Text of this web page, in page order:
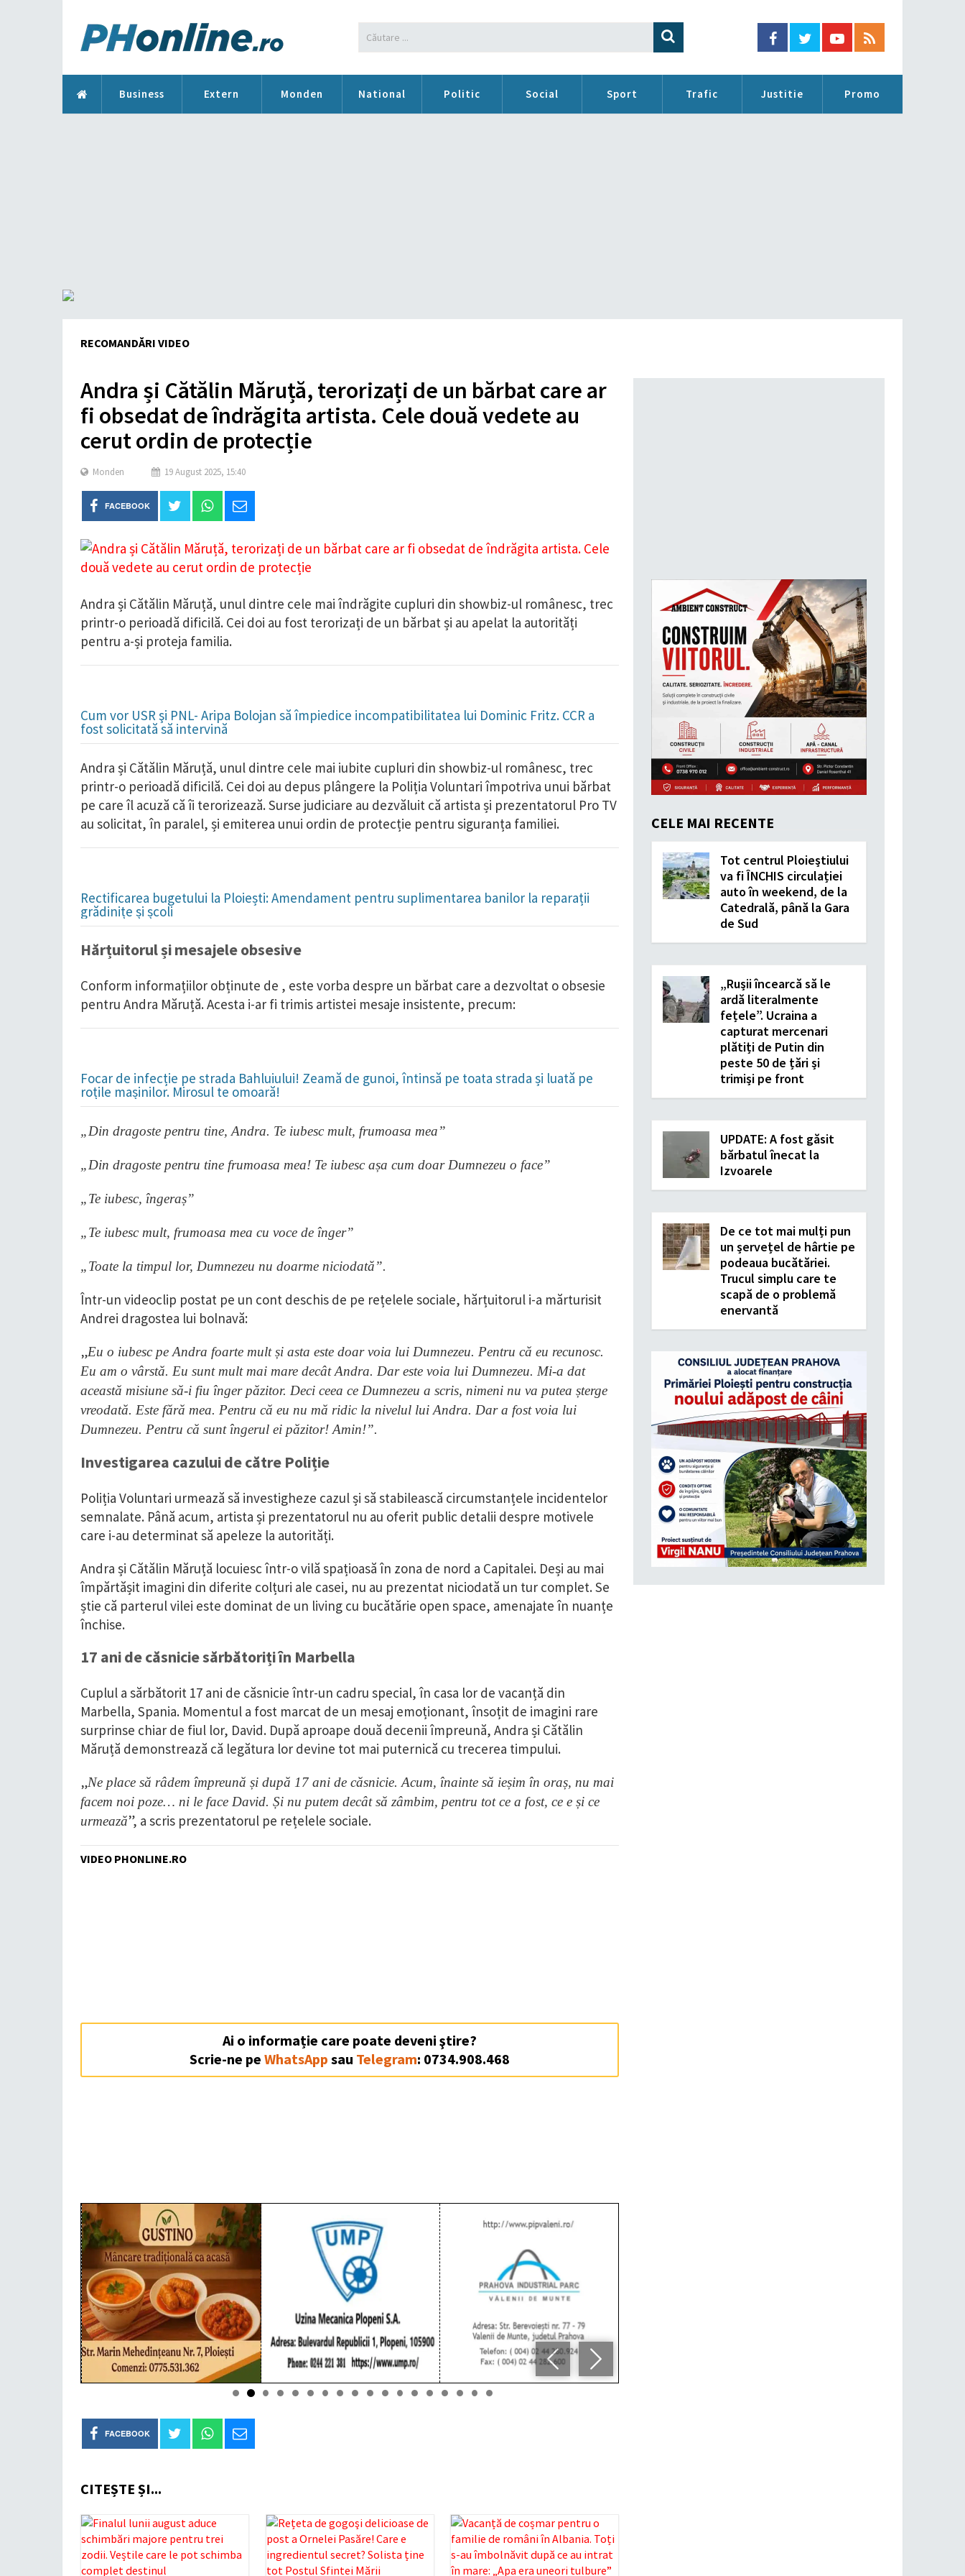
Business Extern Monden National Politic Social Sport Trafic Justitie Promo
RECOMANDĂRI VIDEO
Andra și Cătălin Măruță, terorizați de un bărbat care ar
fi obsedat de îndrăgita artista. Cele două vedete au
cerut ordin de protecție
Monden 19 August 2025, 15:40
FACEBOOK
Andra și Cătălin Măruță, unul dintre cele mai îndrăgite cupluri din showbiz-ul românesc, trec
printr-o perioadă dificilă. Cei doi au fost terorizați de un bărbat și au apelat la autorități
pentru a-și proteja familia.
Cum vor USR şi PNL- Aripa Bolojan să împiedice incompatibilitatea lui Dominic Fritz. CCR a
fost solicitată să intervină
Andra și Cătălin Măruță, unul dintre cele mai iubite cupluri din showbiz-ul românesc, trec
printr-o perioadă dificilă. Cei doi au depus plângere la Poliția Voluntari împotriva unui bărbat
pe care îl acuză că îi terorizează. Surse judiciare au dezvăluit că artista și prezentatorul Pro TV
au solicitat, în paralel, și emiterea unui ordin de protecție pentru siguranța familiei.
Rectificarea bugetului la Ploiești: Amendament pentru suplimentarea banilor la reparații
grădinițe și școli
Hărțuitorul și mesajele obsesive
Conform informațiilor obținute de , este vorba despre un bărbat care a dezvoltat o obsesie
pentru Andra Măruță. Acesta i-ar fi trimis artistei mesaje insistente, precum:
Focar de infecție pe strada Bahluiului! Zeamă de gunoi, întinsă pe toata strada și luată pe
roțile mașinilor. Mirosul te omoară!
„Din dragoste pentru tine, Andra. Te iubesc mult, frumoasa mea”
„Din dragoste pentru tine frumoasa mea! Te iubesc așa cum doar Dumnezeu o face”
„Te iubesc, îngeraș”
„Te iubesc mult, frumoasa mea cu voce de înger”
„Toate la timpul lor, Dumnezeu nu doarme niciodată”.
Într-un videoclip postat pe un cont deschis de pe rețelele sociale, hărțuitorul i-a mărturisit
Andrei dragostea lui bolnavă:
„Eu o iubesc pe Andra foarte mult și asta este doar voia lui Dumnezeu. Pentru că eu recunosc.
Eu am o vârstă. Eu sunt mult mai mare decât Andra. Dar este voia lui Dumnezeu. Mi-a dat
această misiune să-i fiu înger păzitor. Deci ceea ce Dumnezeu a scris, nimeni nu va putea șterge
vreodată. Este fără mea. Pentru că eu nu mă ridic la nivelul lui Andra. Dar a fost voia lui
Dumnezeu. Pentru că sunt îngerul ei păzitor! Amin!”.
Investigarea cazului de către Poliție
Poliția Voluntari urmează să investigheze cazul și să stabilească circumstanțele incidentelor
semnalate. Până acum, artista și prezentatorul nu au oferit public detalii despre motivele
care i-au determinat să apeleze la autorități.
Andra și Cătălin Măruță locuiesc într-o vilă spațioasă în zona de nord a Capitalei. Deși au mai
împărtășit imagini din diferite colțuri ale casei, nu au prezentat niciodată un tur complet. Se
știe că parterul vilei este dominat de un living cu bucătărie open space, amenajate în nuanțe
închise.
17 ani de căsnicie sărbătoriți în Marbella
Cuplul a sărbătorit 17 ani de căsnicie într-un cadru special, în casa lor de vacanță din
Marbella, Spania. Momentul a fost marcat de un mesaj emoționant, însoțit de imagini rare
surprinse chiar de fiul lor, David. După aproape două decenii împreună, Andra și Cătălin
Măruță demonstrează că legătura lor devine tot mai puternică cu trecerea timpului.
„Ne place să râdem împreună și după 17 ani de căsnicie. Acum, înainte să ieșim în oraș, nu mai
facem noi poze… ni le face David. Și nu putem decât să zâmbim, pentru tot ce a fost, ce e și ce
urmează”, a scris prezentatorul pe rețelele sociale.
VIDEO PHONLINE.RO
Ai o informație care poate deveni ştire?
Scrie-ne peWhatsApp sau Telegram: 0734.908.468
FACEBOOK
CITEȘTE ȘI...
CELE MAI RECENTE
Tot centrul Ploieștiului
va fi ÎNCHIS circulației
auto în weekend, de la
Catedrală, până la Gara
de Sud
„Rușii încearcă să le
ardă literalmente
fețele”. Ucraina a
capturat mercenari
plătiți de Putin din
peste 50 de țări și
trimiși pe front
UPDATE: A fost găsit
bărbatul înecat la
Izvoarele
De ce tot mai mulți pun
un șervețel de hârtie pe
podeaua bucătăriei.
Trucul simplu care te
scapă de o problemă
enervantă